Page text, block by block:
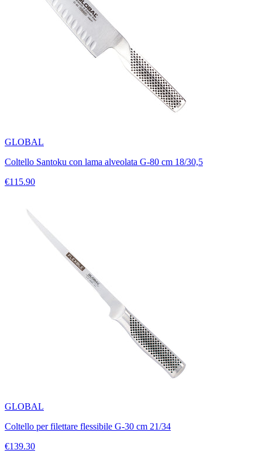
GLOBAL
Coltello Santoku con lama alveolata G-80 cm 18/30,5
€115.90
GLOBAL
Coltello per filettare flessibile G-30 cm 21/34
€139.30